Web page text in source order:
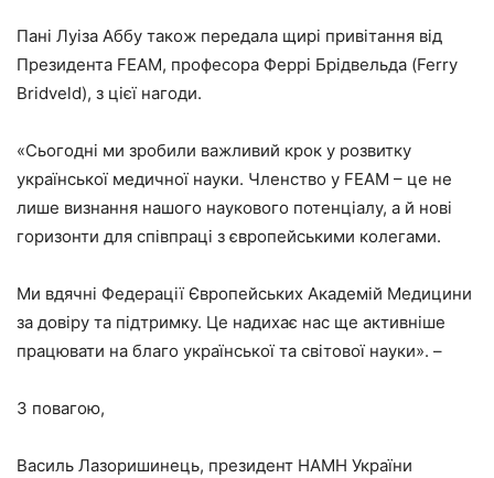
Пані Луіза Аббу також передала щирі привітання від
Президента FEAM, професора Феррі Брідвельда (Ferry
Bridveld), з цієї нагоди.
«Сьогодні ми зробили важливий крок у розвитку
української медичної науки. Членство у FEAM – це не
лише визнання нашого наукового потенціалу, а й нові
горизонти для співпраці з європейськими колегами.
Ми вдячні Федерації Європейських Академій Медицини
за довіру та підтримку. Це надихає нас ще активніше
працювати на благо української та світової науки». –
З повагою,
Василь Лазоришинець, президент НАМН України